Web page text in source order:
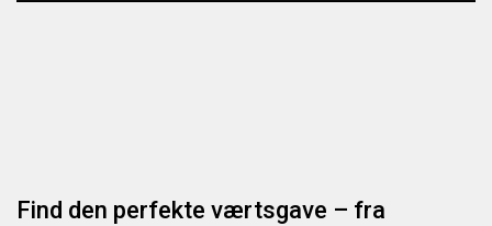
Find den perfekte værtsgave – fra